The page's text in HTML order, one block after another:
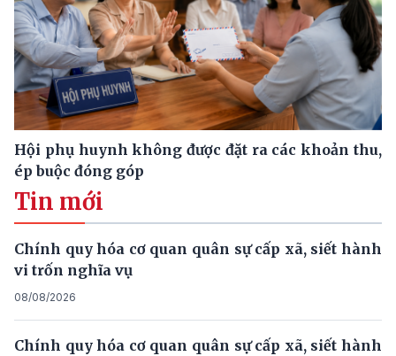
Hội phụ huynh không được đặt ra các khoản thu,
ép buộc đóng góp
Tin mới
Chính quy hóa cơ quan quân sự cấp xã, siết hành
vi trốn nghĩa vụ
08/08/2026
Chính quy hóa cơ quan quân sự cấp xã, siết hành